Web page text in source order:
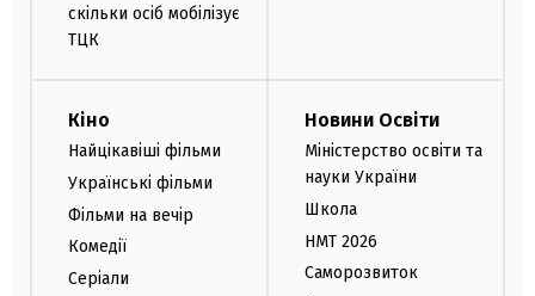
скільки осіб мобілізує
ТЦК
Кіно
Найцікавіші фільми
Українські фільми
Фільми на вечір
Комедії
Серіали
Новини Освіти
Міністерство освіти та
науки України
Школа
НМТ 2026
Саморозвиток